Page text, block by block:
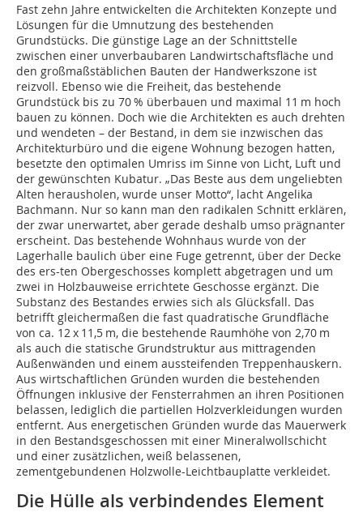
Fast zehn Jahre entwickelten die Architekten Konzepte und
Lösungen für die Umnutzung des bestehenden
Grundstücks. Die günstige Lage an der Schnittstelle
zwischen einer unverbaubaren Landwirtschaftsfläche und
den großmaßstäblichen Bauten der Handwerkszone ist
reizvoll. Ebenso wie die Freiheit, das bestehende
Grundstück bis zu 70 % überbauen und maximal 11 m hoch
bauen zu können. Doch wie die Architekten es auch drehten
und wendeten – der Bestand, in dem sie inzwischen das
Architekturbüro und die eigene Wohnung bezogen hatten,
besetzte den optimalen Umriss im Sinne von Licht, Luft und
der gewünschten Kubatur. „Das Beste aus dem ungeliebten
Alten herausholen, wurde unser Motto“, lacht Angelika
Bachmann. Nur so kann man den radikalen Schnitt erklären,
der zwar unerwartet, aber gerade deshalb umso prägnanter
erscheint. Das bestehende Wohnhaus wurde von der
Lagerhalle baulich über eine Fuge getrennt, über der Decke
des ers-ten Obergeschosses komplett abgetragen und um
zwei in Holzbauweise errichtete Geschosse ergänzt. Die
Substanz des Bestandes erwies sich als Glücksfall. Das
betrifft gleichermaßen die fast quadratische Grundfläche
von ca. 12 x 11,5 m, die bestehende Raumhöhe von 2,70 m
als auch die statische Grundstruktur aus mittragenden
Außenwänden und einem aussteifenden Treppenhauskern.
Aus wirtschaftlichen Gründen wurden die bestehenden
Öffnungen inklusive der Fensterrahmen an ihren Positionen
belassen, lediglich die partiellen Holzverkleidungen wurden
entfernt. Aus energetischen Gründen wurde das Mauerwerk
in den Bestandsgeschossen mit einer Mineralwollschicht
und einer zusätzlichen, weiß belassenen,
zementgebundenen Holzwolle-Leichtbauplatte verkleidet.
Die Hülle als verbindendes Element